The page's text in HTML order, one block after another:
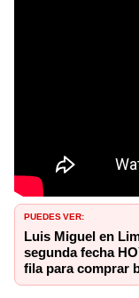
PUEDES VER:
Luis Miguel en
segunda fecha
fila para comprar